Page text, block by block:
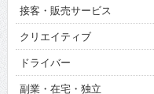
接客・販売サービス
クリエイティブ
ドライバー
副業・在宅・独立